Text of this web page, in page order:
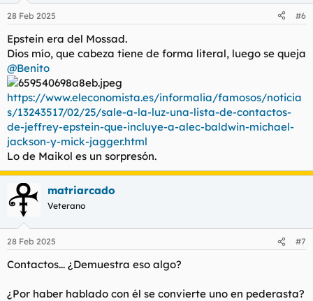
28 Feb 2025 #6
Epstein era del Mossad.
Dios mío, que cabeza tiene de forma literal, luego se queja
@Benito
https://www.eleconomista.es/informalia/famosos/noticia
s/13243517/02/25/sale-a-la-luz-una-lista-de-contactos-
de-jeffrey-epstein-que-incluye-a-alec-baldwin-michael-
jackson-y-mick-jagger.html
Lo de Maikol es un sorpresón.
matriarcado
Veterano
28 Feb 2025 #7
Contactos... ¿Demuestra eso algo?
¿Por haber hablado con él se convierte uno en pederasta?